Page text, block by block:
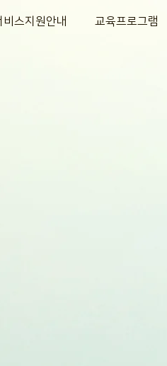
비스지원안내 교육프로그램